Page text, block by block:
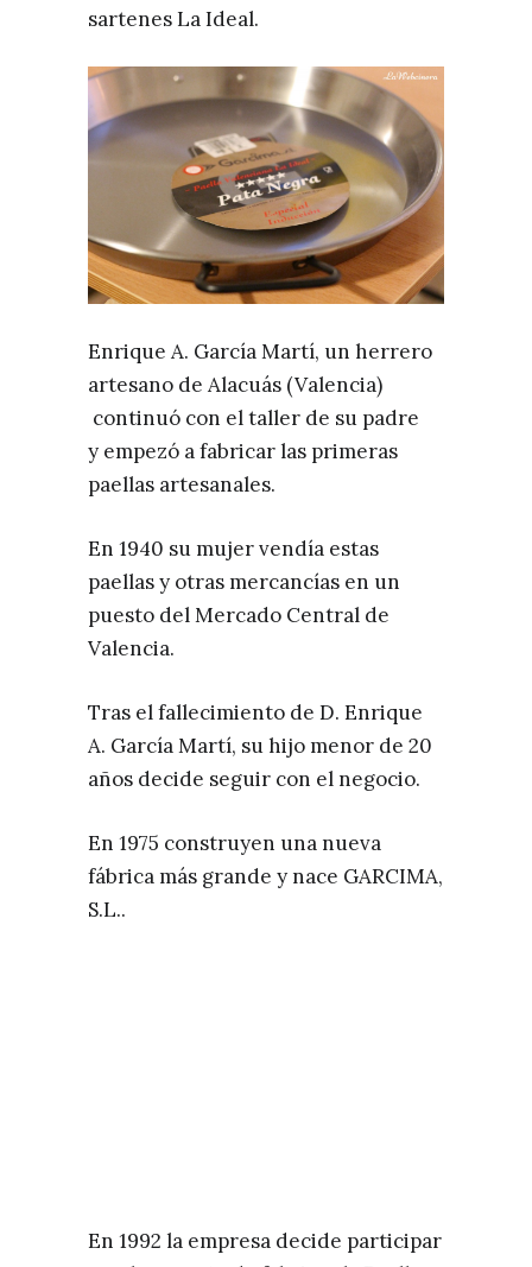
sartenes La Ideal.
Enrique A. García Martí, un herrero
artesano de Alacuás (Valencia)
continuó con el taller de su padre
y empezó a fabricar las primeras
paellas artesanales.
En 1940 su mujer vendía estas
paellas y otras mercancías en un
puesto del Mercado Central de
Valencia.
Tras el fallecimiento de D. Enrique
A. García Martí, su hijo menor de 20
años decide seguir con el negocio.
En 1975 construyen una nueva
fábrica más grande y nace GARCIMA,
S.L..
En 1992 la empresa decide participar